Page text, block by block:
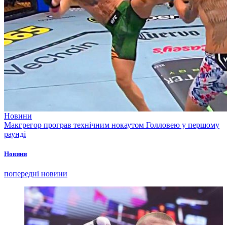
Новини
Макгрегор програв технічним нокаутом Голловею у першому
раунді
Новини
попередні новини